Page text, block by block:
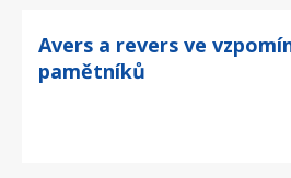
Avers a revers ve
pamětníků